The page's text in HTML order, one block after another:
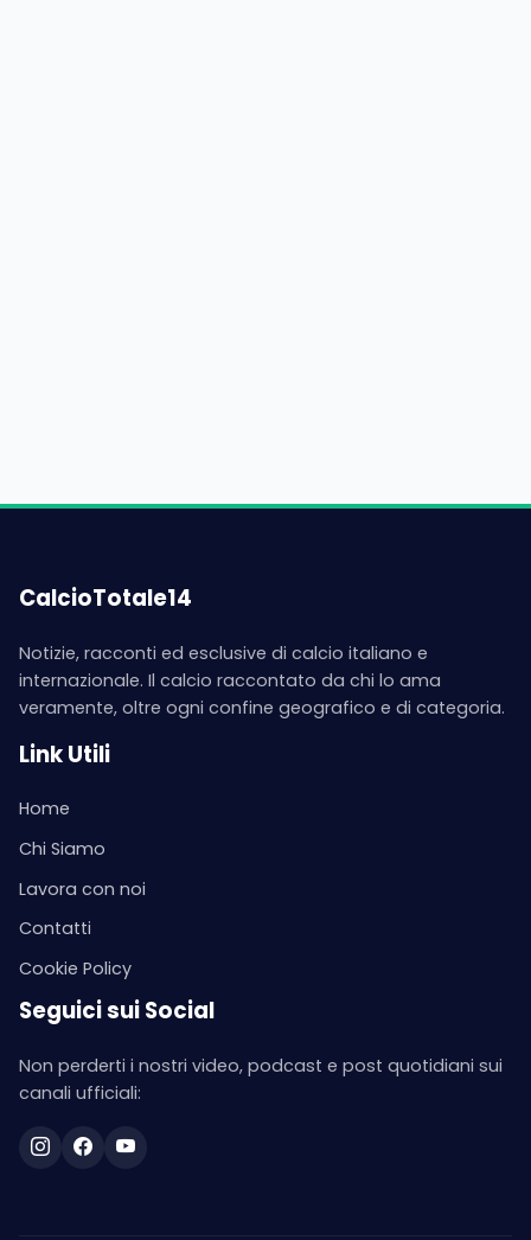
CalcioTotale14
Notizie, racconti ed esclusive di calcio italiano e
internazionale. Il calcio raccontato da chi lo ama
veramente, oltre ogni confine geografico e di categoria.
Link Utili
Home
Chi Siamo
Lavora con noi
Contatti
Cookie Policy
Seguici sui Social
Non perderti i nostri video, podcast e post quotidiani sui
canali ufficiali: